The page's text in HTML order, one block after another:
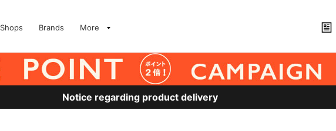
Shops Brands More
Notice regarding product delivery